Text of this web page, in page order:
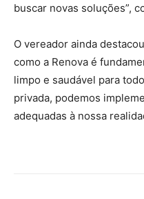
buscar novas soluções”,
O vereador ainda
como a Renova é
limpo e saudável para
privada, podemos
adequadas à nossa